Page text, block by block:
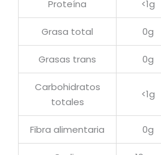
Proteína <1g
Grasa total 0g
Grasas trans 0g
Carbohidratos
totales
<1g
Fibra alimentaria 0g